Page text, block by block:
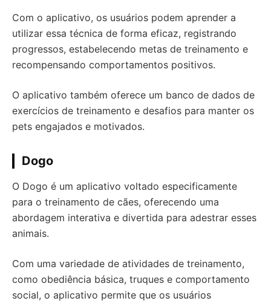
Com o aplicativo, os usuários podem aprender a
utilizar essa técnica de forma eficaz, registrando
progressos, estabelecendo metas de treinamento e
recompensando comportamentos positivos.
O aplicativo também oferece um banco de dados de
exercícios de treinamento e desafios para manter os
pets engajados e motivados.
Dogo
O Dogo é um aplicativo voltado especificamente
para o treinamento de cães, oferecendo uma
abordagem interativa e divertida para adestrar esses
animais.
Com uma variedade de atividades de treinamento,
como obediência básica, truques e comportamento
social, o aplicativo permite que os usuários